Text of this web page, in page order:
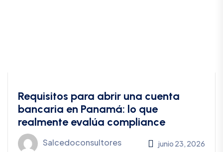
Requisitos para abrir una cuenta
bancaria en Panamá: lo que
realmente evalúa compliance
Salcedoconsultores junio 23, 2026